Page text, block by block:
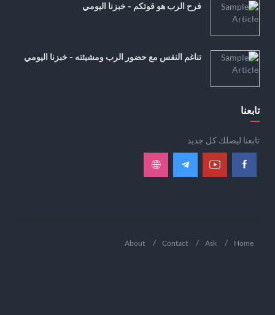
فرح الرب هو قوتكم - خبزنا اليومي
تناغم النفس مع حضور الرب ومشيئته - خبزنا اليومي
تابعنا
تابعنا ليصلك كل جديد
Home
Ask
Contact
About